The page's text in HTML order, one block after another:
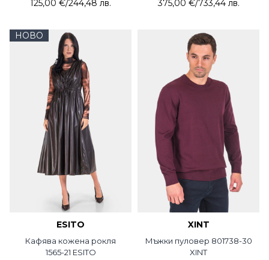
125,00 €/244,48 лв. 375,00 €/733,44 лв.
НОВО
ESITO
Кафява кожена рокля
1565-21 ESITO
XINT
Мъжки пуловер 801738-30
XINT